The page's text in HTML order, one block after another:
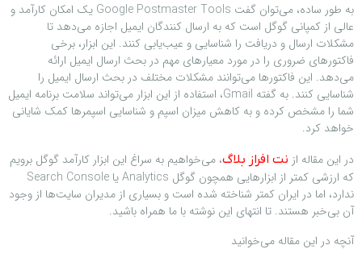
به طور ساده، می‌توان گفت Google Postmaster Tools یک امکان کارآمد و
عالی از کمپانی گوگل است که به ارسال کنندگان ایمیل اجازه می‌دهد تا
مشکلات ارسال و دریافت را شناسایی و عیب‌یابی کنند. این ابزار، برخی
فاکتورهای ضروری را در مورد معیارهای مهم در بحث ارسال ایمیل ارائه
می‌دهد. این فاکتورها می‌توانند مشکلات مختلف در بحث ارسال ایمیل را
شناسایی کنند. به گفته Gmail، استفاده از این ابزار می‌تواند سلامت برنامه ایمیل
شما را مشخص کرده و به کاهش میزان اسپم و شناسایی اسپمرها کمک شایانی
خواهد کرد.
در این مقاله از نت افراز بلاگ، می‌خواهیم به سراغ این ابزار کارآمد گوگل برویم
که ارزشی کمتر از ابزارهایی همچون گوگل Analytics یا Search Console
ندارد، اما در ایران کمتر شناخته شده است و بسیاری از مدیران سایت‌ها از وجود
آن بی‌خبر هستند. تا انتهای این نوشته با ما همراه باشید.
آنچه در این مقاله می‌خوانید